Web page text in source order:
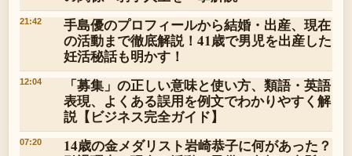
21:42
手島優のプロフィールから結婚・出産、現在
の活動まで徹底解説！41歳で男児を出産した
妊活秘話も明かす！
12:04
「募集」の正しい意味と使い方、類語・英語
表現、よくある誤用を例文でわかりやすく解
説【ビジネス完全ガイド】
07:20
14歳の金メダリスト岩崎恭子に何があった？